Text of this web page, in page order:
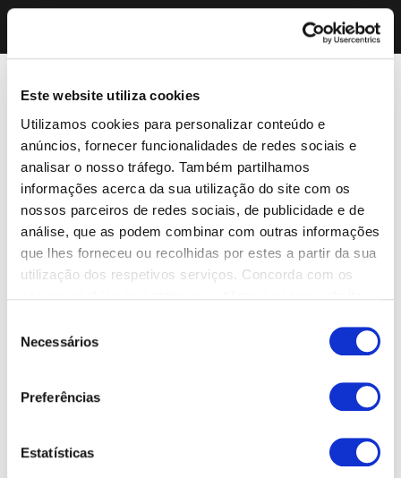
Este website utiliza cookies
Utilizamos cookies para personalizar conteúdo e
anúncios, fornecer funcionalidades de redes sociais e
analisar o nosso tráfego. Também partilhamos
informações acerca da sua utilização do site com os
nossos parceiros de redes sociais, de publicidade e de
análise, que as podem combinar com outras informações
que lhes forneceu ou recolhidas por estes a partir da sua
utilização dos respetivos serviços. Concorda com os
Necessários
Preferências
Estatísticas